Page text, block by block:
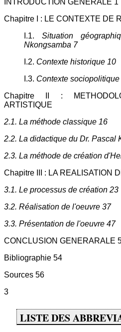
INTRODUCTION GENERALE 1
Chapitre I : LE CONTEXTE DE
I.1.Situation
Nkongsamba 7
I.2. Contexte historique 10
I.3. Contexte
Chapitre II :
ARTISTIQUE
2.1. La méthode classique 16
2.2. La didactique du Dr. Pascal
2.3. La méthode de création
Chapitre III : LA REALISATION
3.1. Le processus de création 23
3.2. Réalisation de l'oeuvre 37
3.3. Présentation de l'oeuvre 47
CONCLUSION GENERARALE
Bibliographie 54
Sources 56
3
LISTE DES